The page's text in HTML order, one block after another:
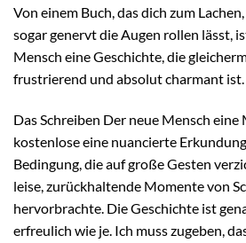
Von einem Buch, das dich zum
sogar genervt die Augen rollen lässt,
Mensch eine Geschichte, die
frustrierend und absolut charmant ist.
Das Schreiben Der neue Mensch eine
kostenlose eine nuancierte
Bedingung, die auf große Gesten
leise, zurückhaltende Momente von
hervorbrachte. Die Geschichte ist
erfreulich wie je. Ich muss zugeben,